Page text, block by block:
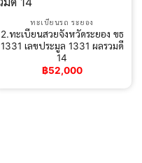
ทะเบียนรถ ระยอง
2.ทะเบียนสวยจังหวัดระยอง ขธ
1331 เลขประมูล 1331 ผลรวมดี
14
฿52,000